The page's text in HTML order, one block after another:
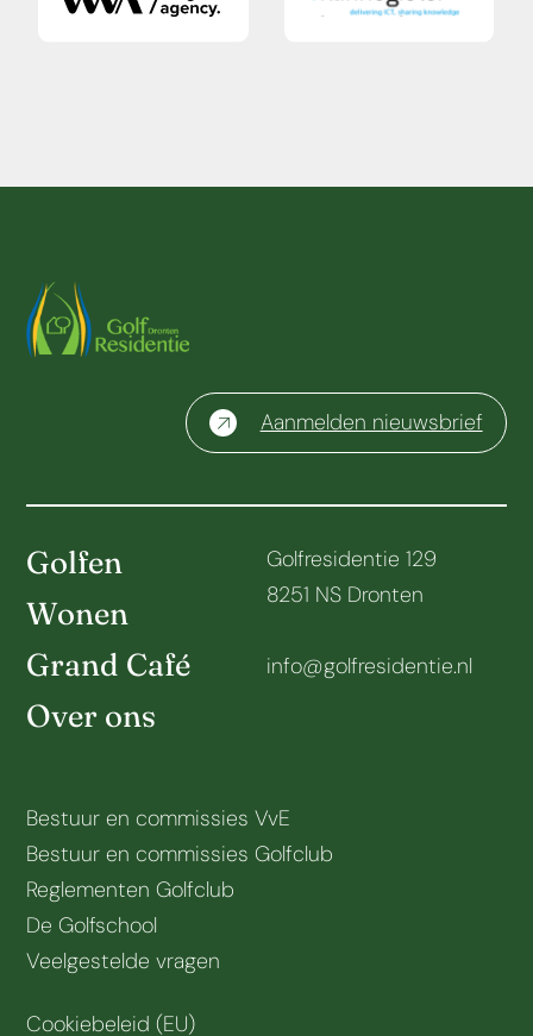
Aanmelden nieuwsbrief
Golfen
Wonen
Grand Café
Over ons
Golfresidentie 129
8251 NS Dronten
info@golfresidentie.nl
Bestuur en commissies VvE
Bestuur en commissies Golfclub
Reglementen Golfclub
De Golfschool
Veelgestelde vragen
Cookiebeleid (EU)